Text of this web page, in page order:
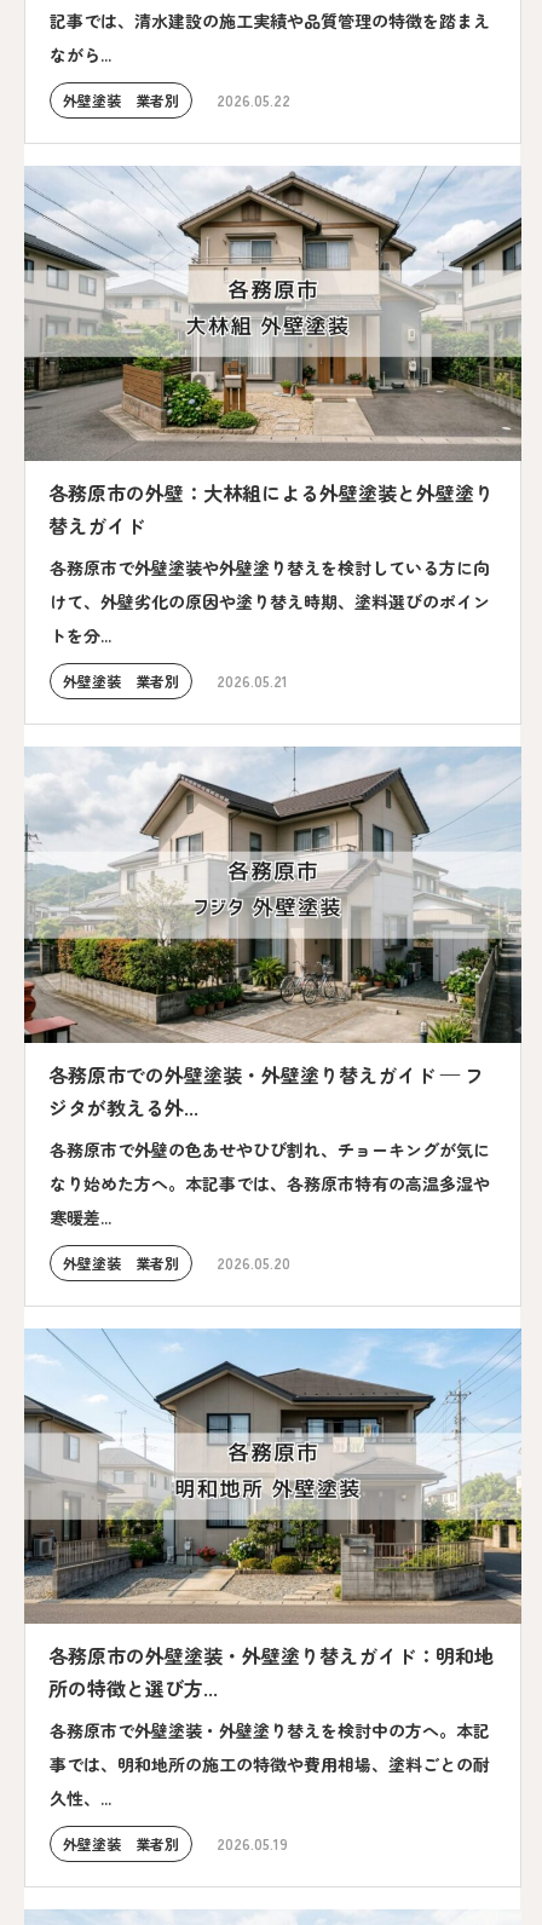
記事では、清水建設の施工実績や品質管理の特徴を踏まえ
ながら...
外壁塗装 業者別 2026.05.22
各務原市の外壁：大林組による外壁塗装と外壁塗り
替えガイド
各務原市で外壁塗装や外壁塗り替えを検討している方に向
けて、外壁劣化の原因や塗り替え時期、塗料選びのポイン
トを分...
外壁塗装 業者別 2026.05.21
各務原市での外壁塗装・外壁塗り替えガイド — フ
ジタが教える外...
各務原市で外壁の色あせやひび割れ、チョーキングが気に
なり始めた方へ。本記事では、各務原市特有の高温多湿や
寒暖差...
外壁塗装 業者別 2026.05.20
各務原市の外壁塗装・外壁塗り替えガイド：明和地
所の特徴と選び方...
各務原市で外壁塗装・外壁塗り替えを検討中の方へ。本記
事では、明和地所の施工の特徴や費用相場、塗料ごとの耐
久性、...
外壁塗装 業者別 2026.05.19